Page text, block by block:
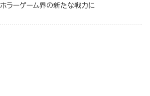
ホラーゲーム界の新たな戦力に